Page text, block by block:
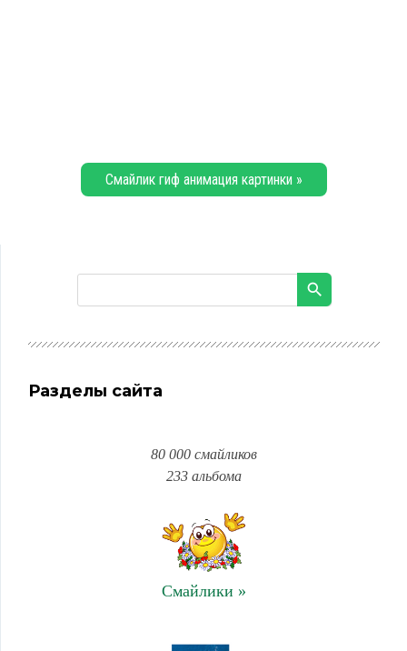
Смайлик гиф анимация картинки »
Разделы сайта
80 000 смайликов
233 альбома
Смайлики »